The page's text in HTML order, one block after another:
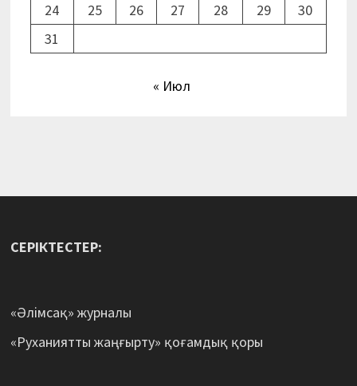
24
25 26 27 28 29
30
31
« Июл
СЕРІКТЕСТЕР:
«Әлімсақ» журналы
«Руханиятты жаңғырту» қоғамдық қоры